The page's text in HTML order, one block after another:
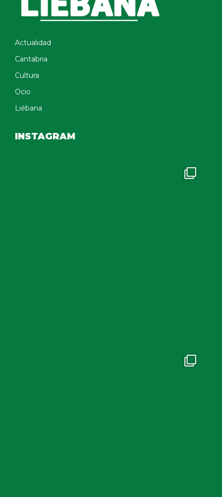
Actualidad
Cantabria
Cultura
Ocio
Liébana
INSTAGRAM